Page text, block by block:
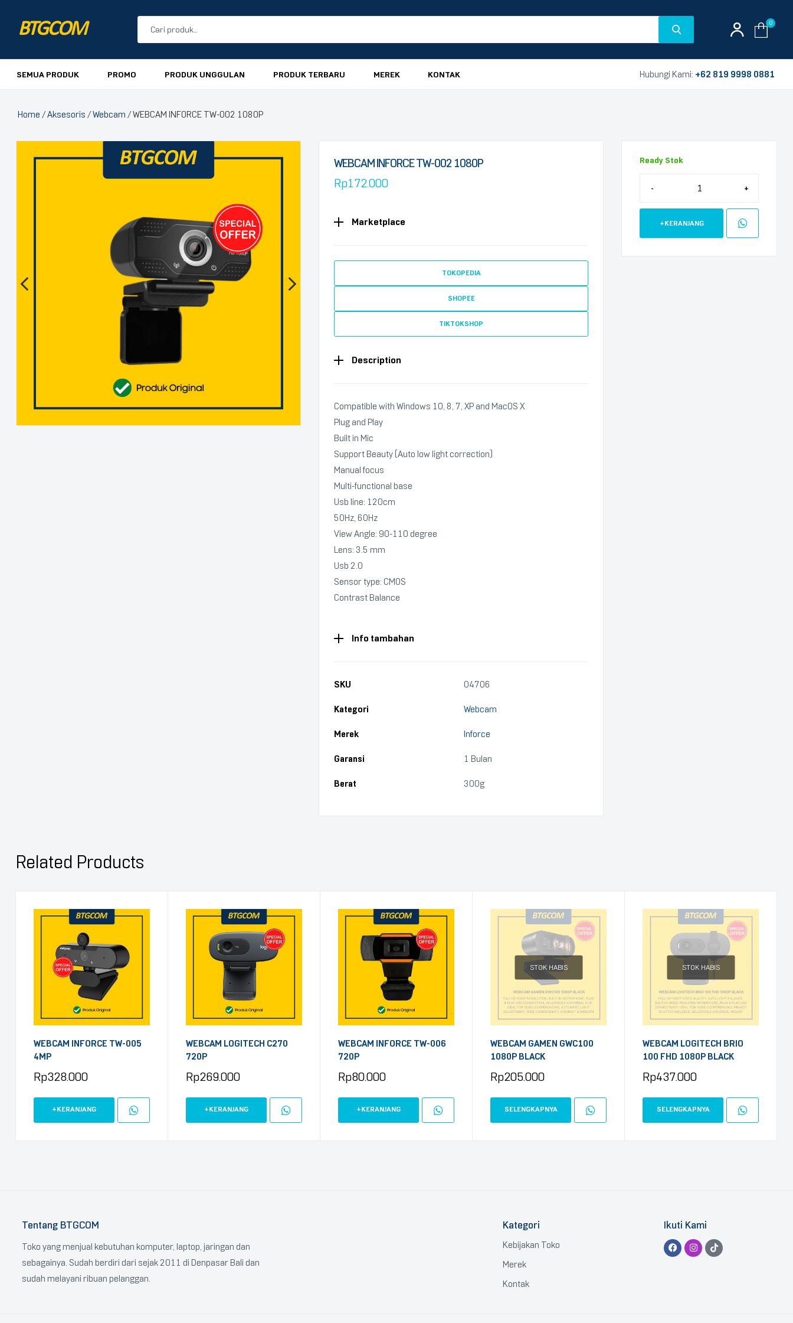
BTGCOM 0
SEMUA PRODUK PROMO PRODUK UNGGULAN PRODUK TERBARU MEREK KONTAK Hubungi Kami: +62 819 9998 0881
Home /Aksesoris /Webcam / WEBCAM INFORCE TW-002 1080P
🔍
WEBCAM INFORCE TW-002 1080P
Rp172.000
Marketplace
TOKOPEDIA
SHOPEE
TIKTOKSHOP
Description
Compatible with Windows 10, 8, 7, XP and MacOS X
Plug and Play
Built in Mic
Support Beauty (Auto low light correction)
Manual focus
Multi-functional base
Usb line: 120cm
50Hz, 60Hz
View Angle: 90-110 degree
Lens: 3.5 mm
Usb 2.0
Sensor type: CMOS
Contrast Balance
Info tambahan
SKU 04706
Kategori Webcam
Merek Inforce
Garansi 1 Bulan
Berat 300g
Ready Stok
- +
+KERANJANG
Related Products
WEBCAM INFORCE TW-005
4MP
Rp328.000
+KERANJANG
WEBCAM LOGITECH C270
720P
Rp269.000
+KERANJANG
WEBCAM INFORCE TW-006
720P
Rp80.000
+KERANJANG
STOK HABIS
WEBCAM GAMEN GWC100
1080P BLACK
Rp205.000
SELENGKAPNYA
STOK HABIS
WEBCAM LOGITECH BRIO
100 FHD 1080P BLACK
Rp437.000
SELENGKAPNYA
Tentang BTGCOM
Toko yang menjual kebutuhan komputer, laptop, jaringan dan
sebagainya. Sudah berdiri dari sejak 2011 di Denpasar Bali dan
sudah melayani ribuan pelanggan.
Kategori
Kebijakan Toko
Merek
Kontak
Ikuti Kami